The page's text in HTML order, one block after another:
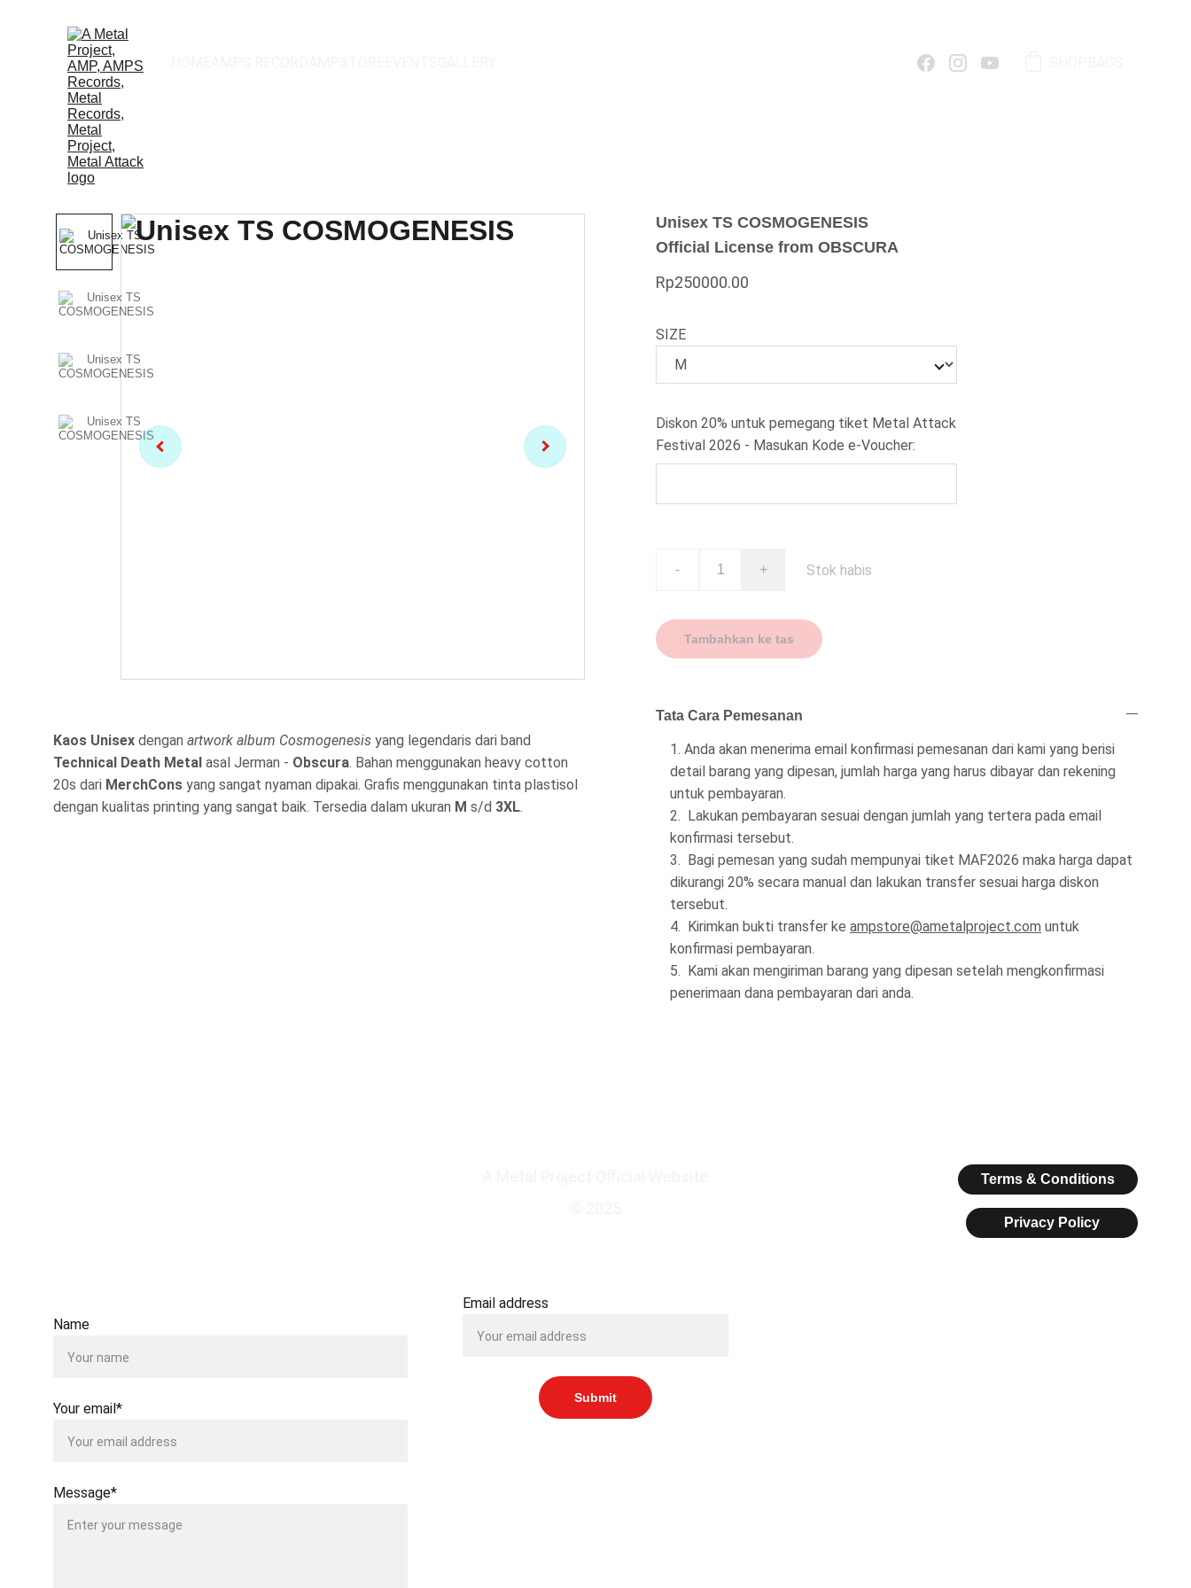
Kaos Unisex dengan artwork album Cosmogenesis yang legendaris dari band
Technical Death Metal asal Jerman - Obscura. Bahan menggunakan heavy cotton
20s dari MerchCons yang sangat nyaman dipakai. Grafis menggunakan tinta plastisol
dengan kualitas printing yang sangat baik. Tersedia dalam ukuran M s/d 3XL.
Unisex TS COSMOGENESIS
Official License from OBSCURA
Rp250000.00
SIZE
Diskon 20% untuk pemegang tiket Metal Attack
Festival 2026 - Masukan Kode e-Voucher:
- + Stok habis
Tambahkan ke tas
Tata Cara Pemesanan
Anda akan menerima email konfirmasi pemesanan dari kami yang berisi
detail barang yang dipesan, jumlah harga yang harus dibayar dan rekening
untuk pembayaran.
Lakukan pembayaran sesuai dengan jumlah yang tertera pada email
konfirmasi tersebut.
Bagi pemesan yang sudah mempunyai tiket MAF2026 maka harga dapat
dikurangi 20% secara manual dan lakukan transfer sesuai harga diskon
tersebut.
Kirimkan bukti transfer ke ampstore@ametalproject.com untuk
konfirmasi pembayaran.
Kami akan mengiriman barang yang dipesan setelah mengkonfirmasi
penerimaan dana pembayaran dari anda.
Terms & Conditions
Privacy Policy
Name
Your email*
Message*
Email address
Submit